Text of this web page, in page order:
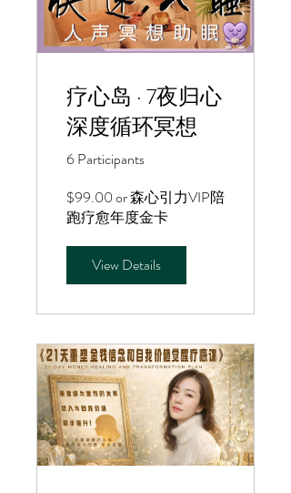
疗心岛 · 7夜归心
深度循环冥想
6 Participants
$99.00 or 森心引力VIP陪
跑疗愈年度金卡
View Details